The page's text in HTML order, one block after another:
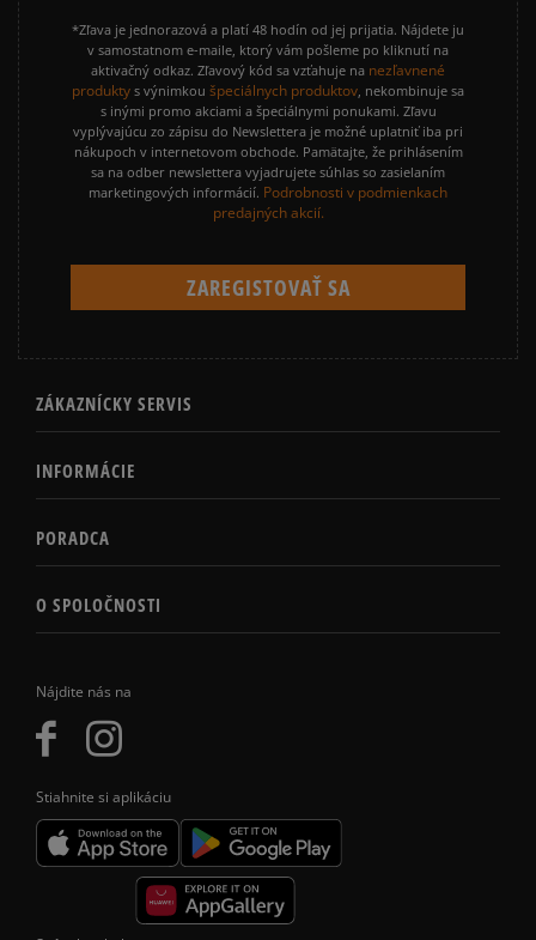
Nájdite nás na
Stiahnite si aplikáciu
*Zľava je jednorazová a platí 48 hodín od jej prijatia. Nájdete ju
v samostatnom e-maile, ktorý vám pošleme po kliknutí na
aktivačný odkaz. Zľavový kód sa vzťahuje na nezľavnené
produkty s výnimkou špeciálnych produktov , nekombinuje sa
s inými promo akciami a špeciálnymi ponukami. Zľavu
vyplývajúcu zo zápisu do Newslettera je možné uplatniť iba pri
nákupoch v internetovom obchode. Pamätajte, že prihlásením
sa na odber newslettera vyjadrujete súhlas so zasielaním
marketingových informácií. Podrobnosti v podmienkach
predajných akcií.
ZÁKAZNÍCKY SERVIS
INFORMÁCIE
PORADCA
O SPOLOČNOSTI